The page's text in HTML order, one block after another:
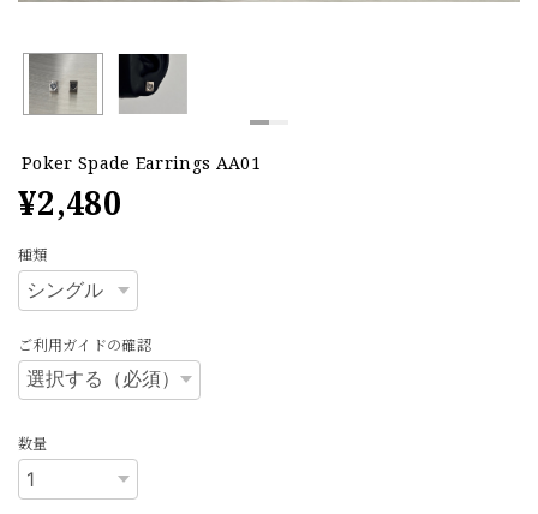
Poker Spade Earrings AA01
¥2,480
種類
ご利用ガイドの確認
数量